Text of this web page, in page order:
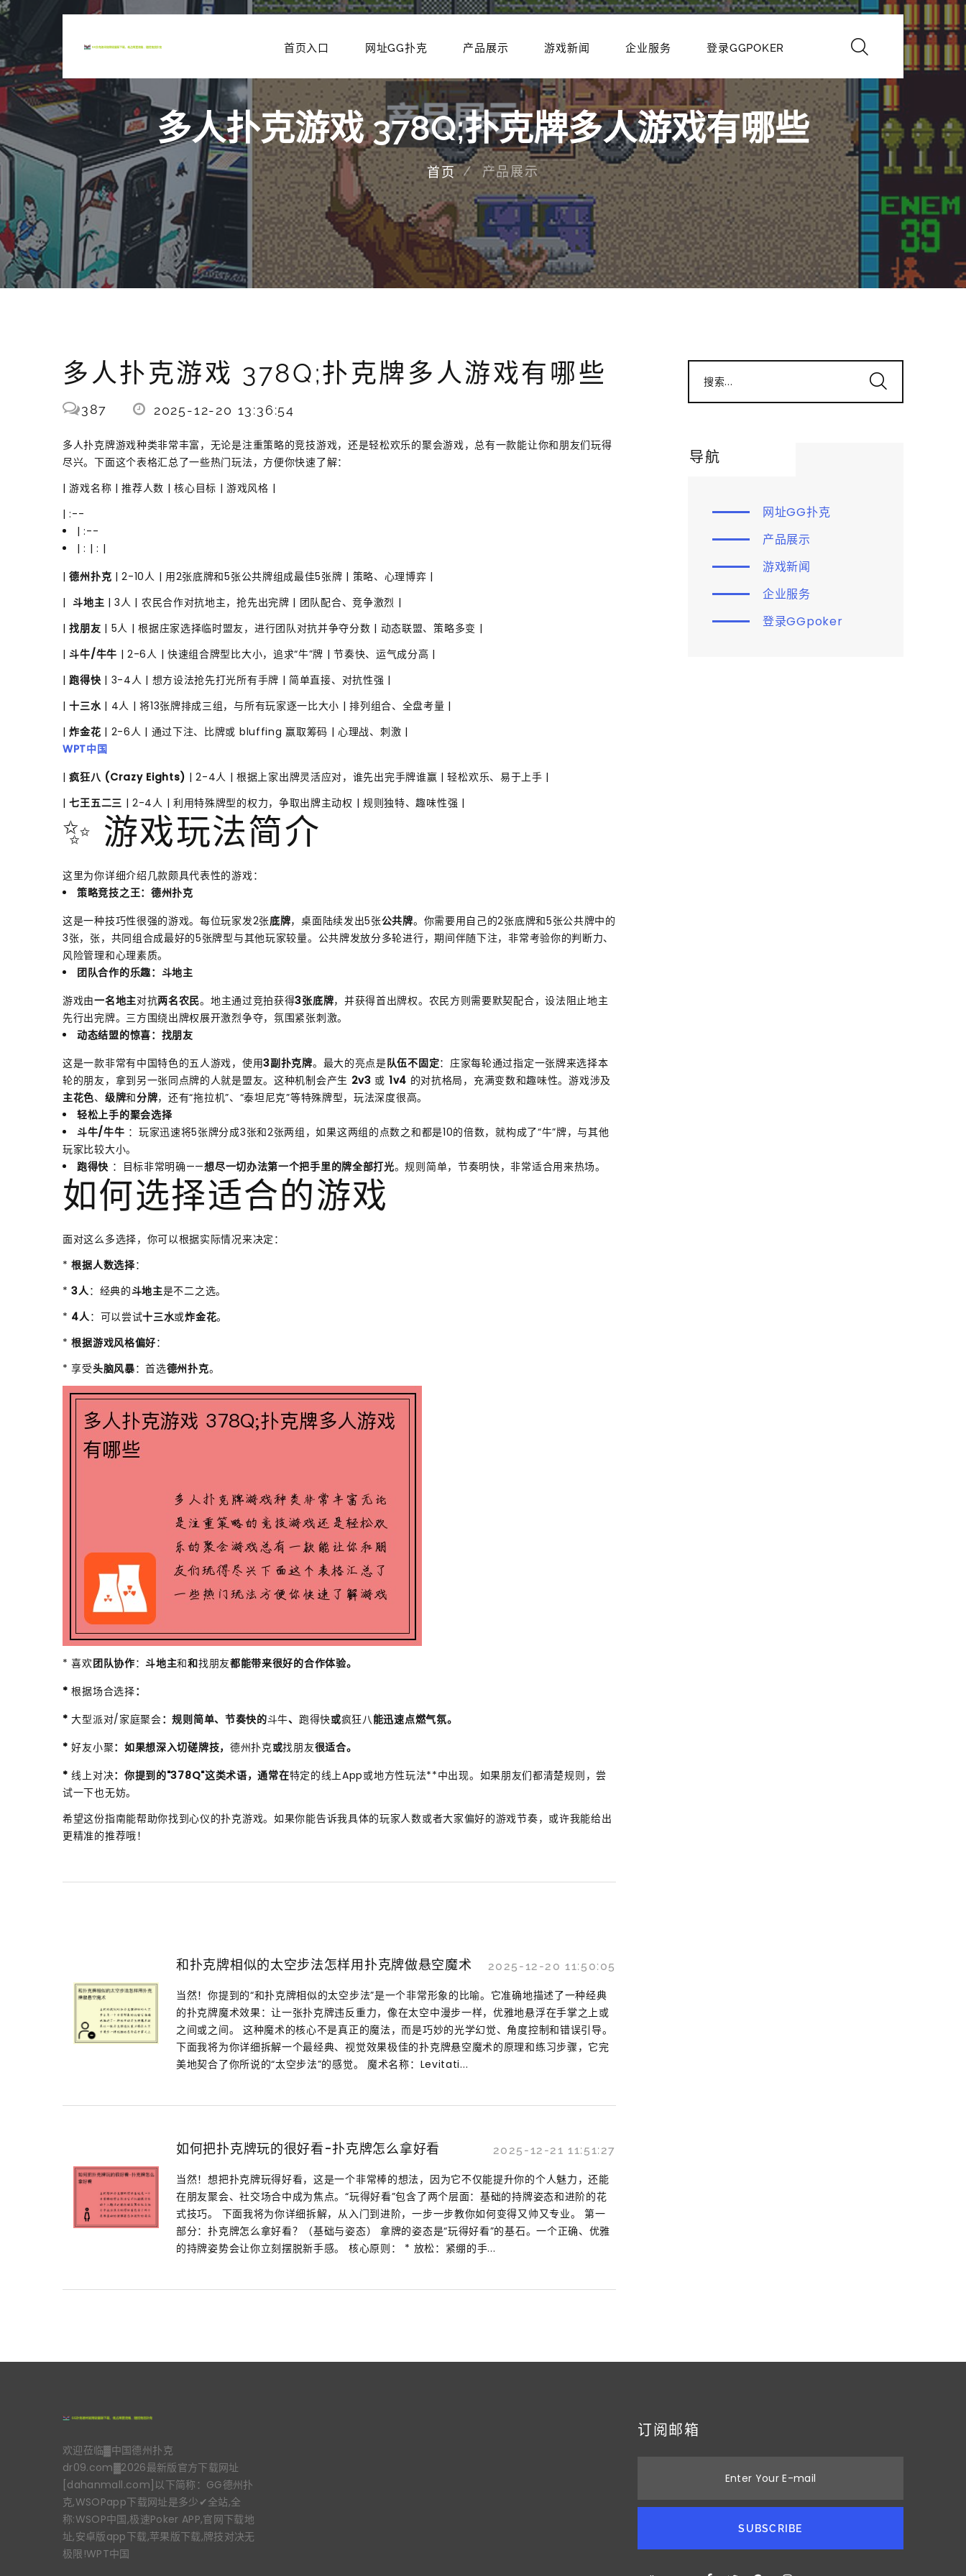
首页入口 网址GG扑克 产品展示 游戏新闻 企业服务 登录GGPOKER
多人扑克游戏 378Q;扑克牌多人游戏有哪些
首页 产品展示
多人扑克游戏 378Q;扑克牌多人游戏有哪些
387 2025-12-20 13:36:54
多人扑克牌游戏种类非常丰富，无论是注重策略的竞技游戏，还是轻松欢乐的聚会游戏，总有一款能让你和朋友们玩得
尽兴。下面这个表格汇总了一些热门玩法，方便你快速了解：
| 游戏名称 | 推荐人数 | 核心目标 | 游戏风格 |
| :--
| :--
| : | : |
|德州扑克 | 2-10人 | 用2张底牌和5张公共牌组成最佳5张牌 | 策略、心理博弈 |
| ‍ 斗地主 | 3人 | 农民合作对抗地主，抢先出完牌 | 团队配合、竞争激烈 |
|找朋友 | 5人 | 根据庄家选择临时盟友，进行团队对抗并争夺分数 | 动态联盟、策略多变 |
| 斗牛/牛牛 | 2-6人 | 快速组合牌型比大小，追求“牛”牌 | 节奏快、运气成分高 |
|跑得快 | 3-4人 | 想方设法抢先打光所有手牌 | 简单直接、对抗性强 |
|十三水| 4人 | 将13张牌排成三组，与所有玩家逐一比大小 | 排列组合、全盘考量 |
|炸金花 | 2-6人 | 通过下注、比牌或 bluffing 赢取筹码 | 心理战、刺激 |
WPT中国
|疯狂八 (Crazy Eights) | 2-4人 | 根据上家出牌灵活应对，谁先出完手牌谁赢 | 轻松欢乐、易于上手 |
|七王五二三 | 2-4人 | 利用特殊牌型的权力，争取出牌主动权 | 规则独特、趣味性强 |
✨ 游戏玩法简介
这里为你详细介绍几款颇具代表性的游戏：
策略竞技之王：德州扑克
这是一种技巧性很强的游戏。每位玩家发2张底牌，桌面陆续发出5张公共牌。你需要用自己的2张底牌和5张公共牌中的
3张，张，共同组合成最好的5张牌型与其他玩家较量。公共牌发放分多轮进行，期间伴随下注，非常考验你的判断力、
风险管理和心理素质。
团队合作的乐趣：斗地主
游戏由一名地主对抗两名农民。地主通过竞拍获得3张底牌，并获得首出牌权。农民方则需要默契配合，设法阻止地主
先行出完牌。三方围绕出牌权展开激烈争夺，氛围紧张刺激。
动态结盟的惊喜：找朋友
这是一款非常有中国特色的五人游戏，使用3副扑克牌。最大的亮点是队伍不固定：庄家每轮通过指定一张牌来选择本
轮的朋友，拿到另一张同点牌的人就是盟友。这种机制会产生 2v3 或 1v4 的对抗格局，充满变数和趣味性。游戏涉及
主花色、 级牌和分牌，还有“拖拉机”、“泰坦尼克”等特殊牌型，玩法深度很高。
轻松上手的聚会选择
斗牛/牛牛 ：玩家迅速将5张牌分成3张和2张两组，如果这两组的点数之和都是10的倍数，就构成了“牛”牌，与其他
玩家比较大小。
跑得快 ：目标非常明确——想尽一切办法第一个把手里的牌全部打光。规则简单，节奏明快，非常适合用来热场。
如何选择适合的游戏
面对这么多选择，你可以根据实际情况来决定：
*根据人数选择：
*3人：经典的斗地主是不二之选。
* 4人：可以尝试十三水或炸金花。
*根据游戏风格偏好：
* 享受头脑风暴：首选德州扑克。
* 喜欢团队协作： 斗地主和和找朋友都能带来很好的合作体验。
*根据场合选择：
*大型派对/家庭聚会：规则简单、节奏快的斗牛、 跑得快或疯狂八能迅速点燃气氛。
*好友小聚：如果想深入切磋牌技， 德州扑克或找朋友很适合。
*线上对决：你提到的"378Q"这类术语，通常在特定的线上App或地方性玩法**中出现。如果朋友们都清楚规则，尝
试一下也无妨。
希望这份指南能帮助你找到心仪的扑克游戏。如果你能告诉我具体的玩家人数或者大家偏好的游戏节奏，或许我能给出
更精准的推荐哦！
和扑克牌相似的太空步法怎样用扑克牌做悬空魔术 2025-12-20 11:50:05
当然！你提到的“和扑克牌相似的太空步法”是一个非常形象的比喻。它准确地描述了一种经典
的扑克牌魔术效果：让一张扑克牌违反重力，像在太空中漫步一样，优雅地悬浮在手掌之上或
之间或之间。 这种魔术的核心不是真正的魔法，而是巧妙的光学幻觉、角度控制和错误引导。
下面我将为你详细拆解一个最经典、视觉效果极佳的扑克牌悬空魔术的原理和练习步骤，它完
美地契合了你所说的“太空步法”的感觉。 魔术名称：Levitati...
如何把扑克牌玩的很好看-扑克牌怎么拿好看 2025-12-21 11:51:27
当然！想把扑克牌玩得好看，这是一个非常棒的想法，因为它不仅能提升你的个人魅力，还能
在朋友聚会、社交场合中成为焦点。“玩得好看”包含了两个层面：基础的持牌姿态和进阶的花
式技巧。 下面我将为你详细拆解，从入门到进阶，一步一步教你如何变得又帅又专业。 第一
部分：扑克牌怎么拿好看？（基础与姿态） 拿牌的姿态是“玩得好看”的基石。一个正确、优雅
的持牌姿势会让你立刻摆脱新手感。 核心原则： * 放松：紧绷的手...
搜索...
导航
网址GG扑克
产品展示
游戏新闻
企业服务
登录GGpoker
欢迎莅临▓中国德州扑克
dr09.com▓2026最新版官方下载网址
[dahanmall.com]以下简称：GG德州扑
克,WSOPapp下载网址是多少✔全站,全
称:WSOP中国,极速Poker APP,官网下载地
址,安卓版app下载,苹果版下载,牌技对决无
极限!WPT中国
订阅邮箱
Enter Your E-mail
SUBSCRIBE